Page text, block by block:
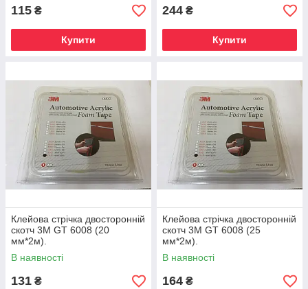
115 ₴
Купити
244 ₴
Купити
Клейова стрічка двосторонній
скотч 3М GT 6008 (20
мм*2м).
В наявності
131 ₴
Клейова стрічка двосторонній
скотч 3М GT 6008 (25
мм*2м).
В наявності
164 ₴